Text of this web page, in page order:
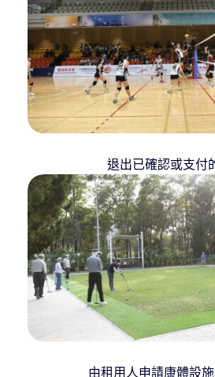
退出已確認或支付
由租用人申請康體設